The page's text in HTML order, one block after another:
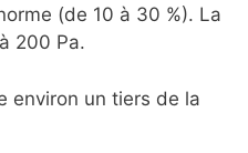
(de 10 à 30 %). La
200 Pa.
environ un tiers de la